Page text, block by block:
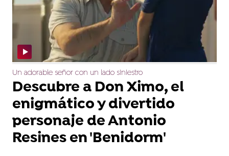
Un adorable señor con un lado siniestro
Descubre a Don Ximo, el
enigmático y divertido
personaje de Antonio
Resines en 'Benidorm'